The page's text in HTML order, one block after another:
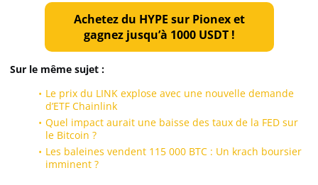
Achetez du HYPE sur Pionex et
gagnez jusqu’à 1000 USDT !
Sur le même sujet :
Le prix du LINK explose avec une nouvelle demande
d’ETF Chainlink
Quel impact aurait une baisse des taux de la FED sur
le Bitcoin ?
Les baleines vendent 115 000 BTC : Un krach boursier
imminent ?